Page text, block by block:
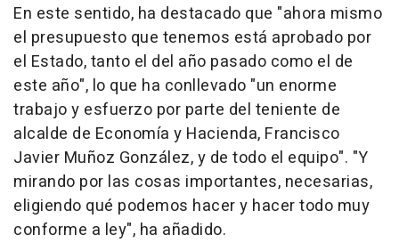
En este sentido, ha destacado que "ahora mismo
el presupuesto que tenemos está aprobado por
el Estado, tanto el del año pasado como el de
este año", lo que ha conllevado "un enorme
trabajo y esfuerzo por parte del teniente de
alcalde de Economía y Hacienda, Francisco
Javier Muñoz González, y de todo el equipo". "Y
mirando por las cosas importantes, necesarias,
eligiendo qué podemos hacer y hacer todo muy
conforme a ley", ha añadido.